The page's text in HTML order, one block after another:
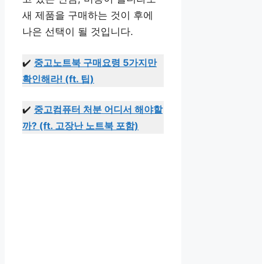
새 제품을 구매하는 것이 후에
나은 선택이 될 것입니다.
✔️ 중고노트북 구매요령 5가지만
확인해라! (ft. 팁)
✔️ 중고컴퓨터 처분 어디서 해야할
까? (ft. 고장난 노트북 포함)